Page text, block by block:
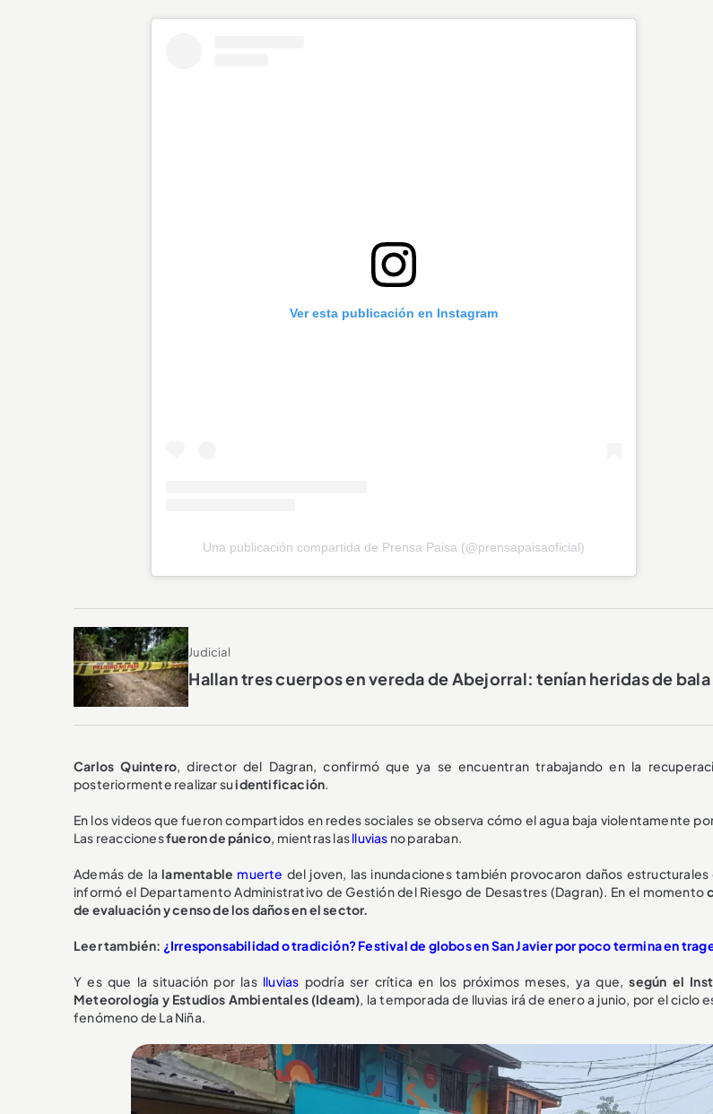
Ver esta publicación en Instagram
Una publicación compartida de Prensa Paisa (@prensapaisaoficial)
Judicial
Hallan tres cuerpos en vereda de Abejorral: tenían heridas de bala
Carlos Quintero, director del Dagran, confirmó que ya se encuentran trabajando en la
posteriormente realizar suidentificación.
En los videos que fueron compartidos en redes sociales se observa cómo el agua baja violentamente
Las reaccionesfueron de pánico, mientras laslluvias no paraban.
Además de lalamentable muerte del joven, las inundaciones también provocaron daños
informó el Departamento Administrativo de Gestión del Riesgo de Desastres (Dagran). En el momento
de evaluación y censo de los daños en el sector.
Leer también: ¿Irresponsabilidad o tradición? Festival de globos en San Javier por poco termina en
Y es que la situación por las lluvias podría ser crítica en los próximos meses, ya que, según el
Meteorología y Estudios Ambientales (Ideam), la temporada de lluvias irá de enero a junio, por el ciclo
fenómeno de La Niña.